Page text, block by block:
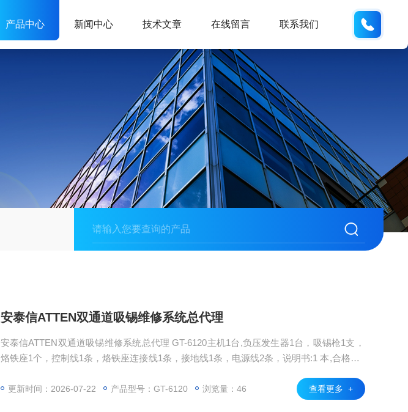
产品中心 新闻中心 技术文章 在线留言 联系我们
安泰信ATTEN双通道吸锡维修系统总代理
安泰信ATTEN双通道吸锡维修系统总代理 GT-6120主机1台,负压发生器1台，吸锡枪1支，
烙铁座1个，控制线1条，烙铁座连接线1条，接地线1条，电源线2条，说明书:1 本,合格证1
更新时间：2026-07-22 产品型号：GT-6120 浏览量：46 查看更多 +